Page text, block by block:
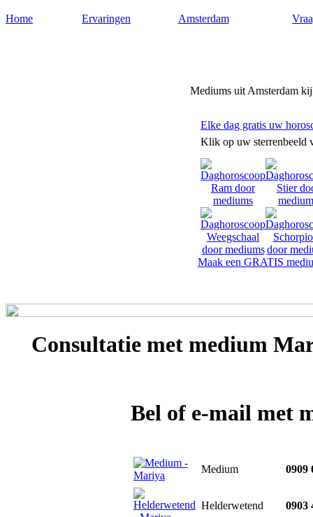
Home Ervaringen Amsterdam
Mediums uit Amsterdam
Elke dag gratis uw
Klik op uw sterrenbeeld
Maak een GRATIS
Consultatie met medium
Bel of e-mail met
Medium 0909
Helderwetend 0903